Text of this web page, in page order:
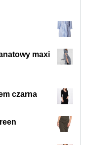
maxi
czarna